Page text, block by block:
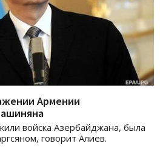
Армении
войска Азербайджана, была
говорит Алиев.